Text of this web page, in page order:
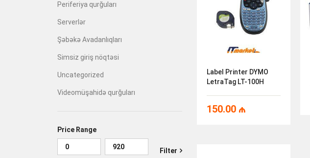
Periferiya qurğuları
Serverlər
Şəbəkə Avadanlıqları
Simsiz giriş nöqtəsi
Uncategorized
Videomüşahidə qurğuları
Price Range
Filter
Label Printer DYMO
LetraTag LT-100H
150.00 ₼